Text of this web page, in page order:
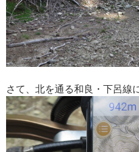
さて、北を通る和良・下呂線